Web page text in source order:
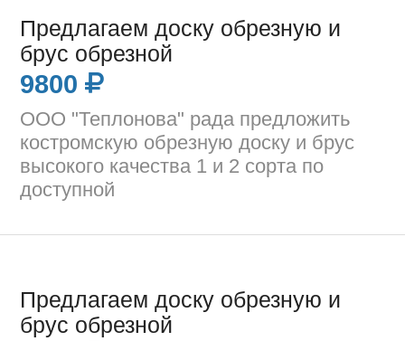
Предлагаем доску обрезную и
брус обрезной
9800
ООО "Теплонова" рада предложить
костромскую обрезную доску и брус
высокого качества 1 и 2 сорта по
доступной
Предлагаем доску обрезную и
брус обрезной